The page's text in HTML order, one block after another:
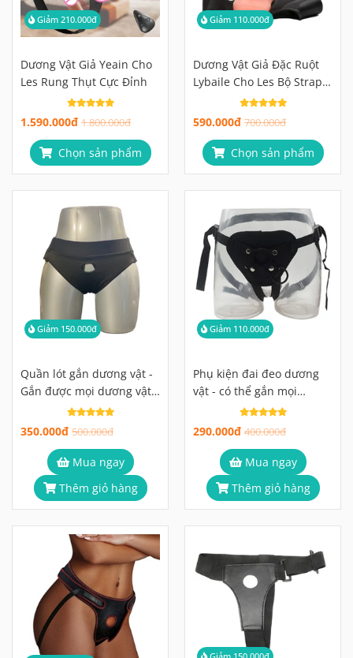
Giảm 210.000đ
Dương Vật Giả Yeain Cho
Les Rung Thụt Cực Đỉnh
1.590.000đ 1.800.000đ
Chọn sản phẩm
Giảm 110.000đ
Dương Vật Giả Đặc Ruột
Lybaile Cho Les Bộ Strap-
On Nhập Môn Hoàn Hảo
590.000đ 700.000đ
Chọn sản phẩm
Giảm 150.000đ
Quần lót gắn dương vật -
Gắn được mọi dương vật
khác nhau
350.000đ 500.000đ
Mua ngay
Thêm giỏ hàng
Giảm 110.000đ
Phụ kiện đai đeo dương
vật - có thể gắn mọi
dương vật gắn tường
290.000đ 400.000đ
Mua ngay
Thêm giỏ hàng